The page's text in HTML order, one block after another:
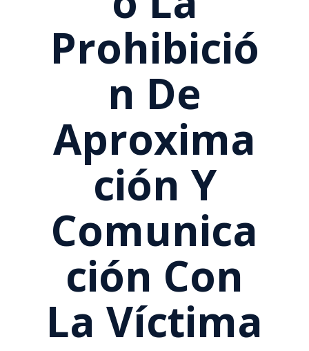
Prohibició
N De
Aproxima
Ción Y
Comunica
Ción Con
La Víctima